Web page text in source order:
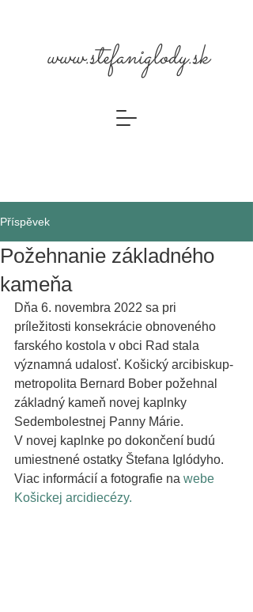
www.stefaniglody.sk
Příspěvek
Požehnanie základného
kameňa
Dňa 6. novembra 2022 sa pri
príležitosti konsekrácie obnoveného
farského kostola v obci Rad stala
významná udalosť. Košický arcibiskup-
metropolita Bernard Bober požehnal
základný kameň novej kaplnky
Sedembolestnej Panny Márie.
V novej kaplnke po dokončení budú
umiestnené ostatky Štefana Iglódyho.
Viac informácií a fotografie na webe
Košickej arcidiecézy.